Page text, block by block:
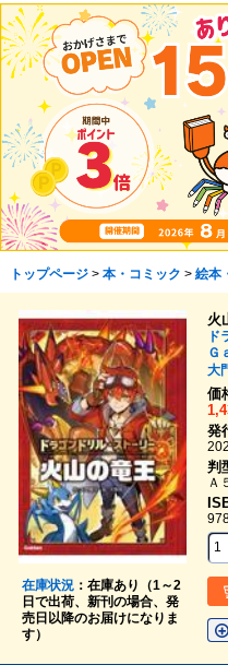
トップページ> 本・コミック > 絵本
在庫状況：在庫あり（1～2
日で出荷、新刊の場合、発
売日以降のお届けになりま
す）
火
Ｇ
大
価
発
判
Ａ